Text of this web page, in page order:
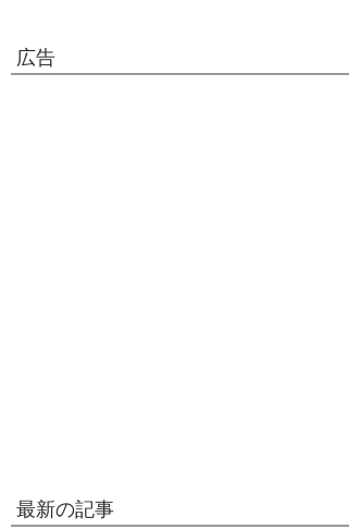
広告
最新の記事